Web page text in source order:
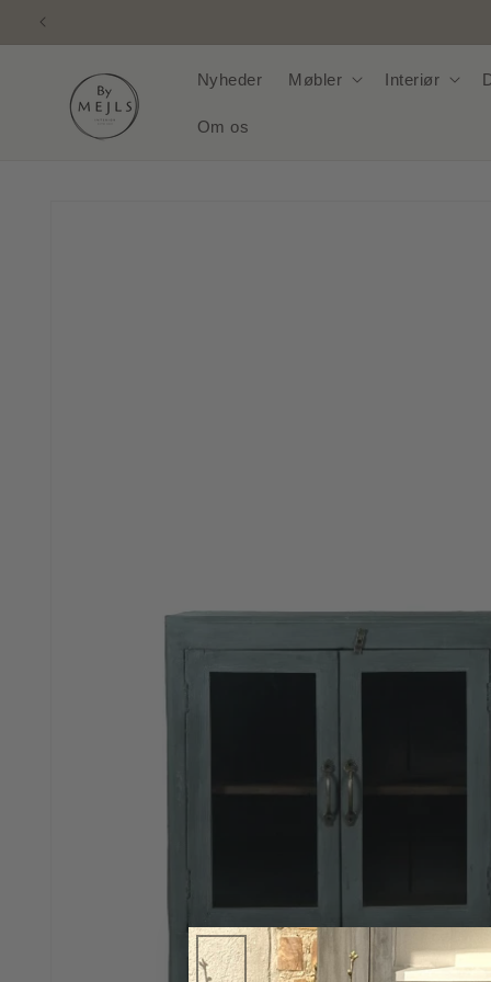
Gå til
Nyheder Møbler Interiør
Om os